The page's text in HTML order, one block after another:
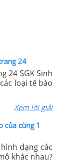
24
24 SGK Sinh
loại tế bào
Xem lời giải
của cùng 1
dạng các
khác nhau?